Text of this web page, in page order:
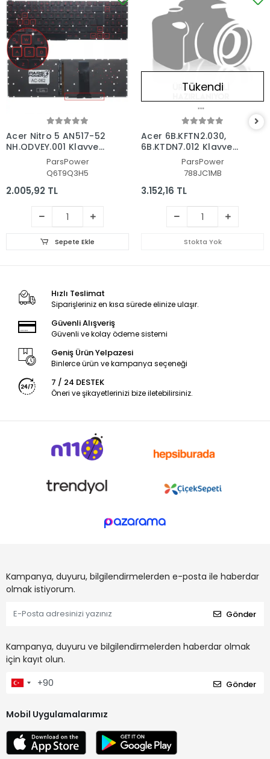
Acer Nitro 5 AN517-52
NH.QDVEY.001 Klavye
Işıklı (Siyah TR)
ParsPower
Q6T9Q3H5
2.005,92 TL
Sepete Ekle
Tükendi
Acer 6B.KFTN2.030,
6B.KTDN7.012 Klavye
Işıklı (Siyah TR)
ParsPower
788JC1MB
3.152,16 TL
Stokta Yok
Hızlı Teslimat
Siparişleriniz en kısa sürede elinize ulaşır.
Güvenli Alışveriş
Güvenli ve kolay ödeme sistemi
Geniş Ürün Yelpazesi
Binlerce ürün ve kampanya seçeneği
7 / 24 DESTEK
Öneri ve şikayetlerinizi bize iletebilirsiniz.
Kampanya, duyuru, bilgilendirmelerden e-posta ile haberdar
olmak istiyorum.
Gönder
Kampanya, duyuru ve bilgilendirmelerden haberdar olmak
için kayıt olun.
Gönder
Mobil Uygulamalarımız